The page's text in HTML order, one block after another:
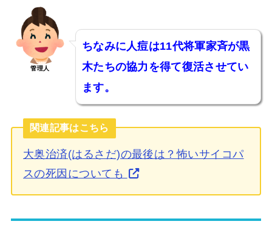
管理人
ちなみに人痘は11代将軍家斉が黒
木たちの協力を得て復活させてい
ます。
関連記事はこちら
大奥治済(はるさだ)の最後は？怖いサイコパ
スの死因についても